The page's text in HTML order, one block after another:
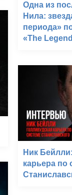
Одна из
Нила:
периода»
«The
Ник
карьера по